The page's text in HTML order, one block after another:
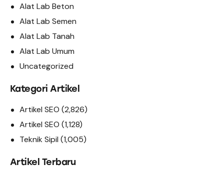
Alat Lab Beton
Alat Lab Semen
Alat Lab Tanah
Alat Lab Umum
Uncategorized
Kategori Artikel
Artikel SEO (2,826)
Artikel SEO (1,128)
Teknik Sipil (1,005)
Artikel Terbaru